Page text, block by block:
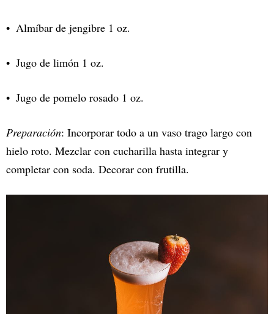
Almíbar de jengibre 1 oz.
Jugo de limón 1 oz.
Jugo de pomelo rosado 1 oz.
Preparación: Incorporar todo a un vaso trago largo con
hielo roto. Mezclar con cucharilla hasta integrar y
completar con soda. Decorar con frutilla.